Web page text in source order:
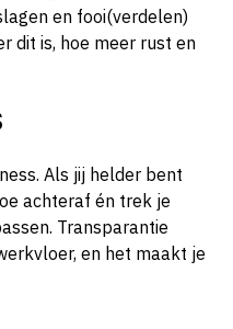
en fooi(verdelen)
dit is, hoe meer rust en
Als jij helder bent
achteraf én trek je
Transparantie
en het maakt je